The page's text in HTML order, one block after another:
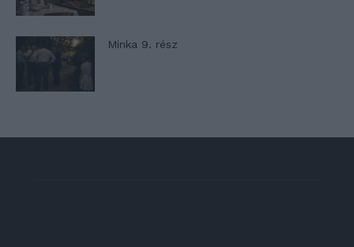
Minka 9. rész